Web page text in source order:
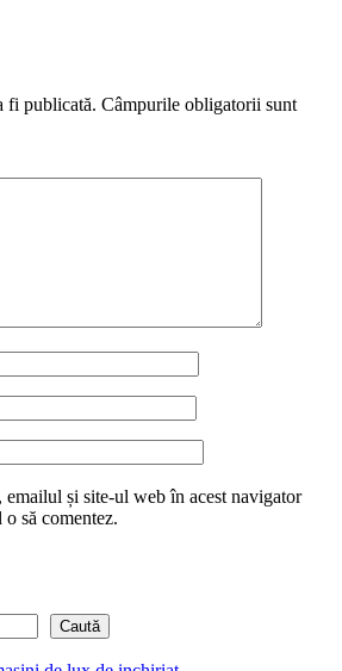
fi publicată. Câmpurile obligatorii sunt
emailul și site-ul web în acest navigator
să comentez.
Caută